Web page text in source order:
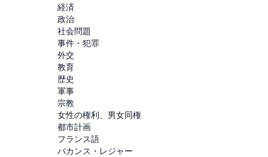
経済
政治
社会問題
事件・犯罪
外交
教育
歴史
軍事
宗教
女性の権利、男女同権
都市計画
フランス語
バカンス・レジャー